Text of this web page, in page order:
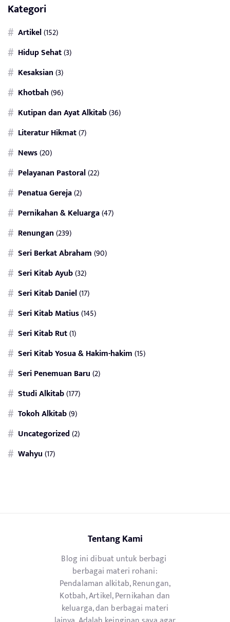
Kategori
Artikel(152)
Hidup Sehat(3)
Kesaksian(3)
Khotbah(96)
Kutipan dan Ayat Alkitab(36)
Literatur Hikmat(7)
News(20)
Pelayanan Pastoral(22)
Penatua Gereja(2)
Pernikahan & Keluarga(47)
Renungan(239)
Seri Berkat Abraham(90)
Seri Kitab Ayub(32)
Seri Kitab Daniel(17)
Seri Kitab Matius(145)
Seri Kitab Rut(1)
Seri Kitab Yosua & Hakim-hakim(15)
Seri Penemuan Baru(2)
Studi Alkitab(177)
Tokoh Alkitab(9)
Uncategorized(2)
Wahyu(17)
Tentang Kami
Blog ini dibuat untuk berbagi
berbagai materi rohani:
Pendalaman alkitab, Renungan,
Kotbah, Artikel, Pernikahan dan
keluarga, dan berbagai materi